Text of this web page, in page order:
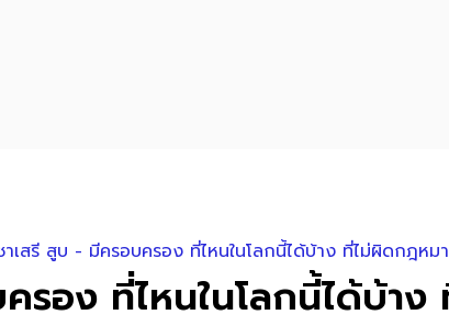
เสรี สูบ - มีครอบครอง ที่ไหนในโลกนี้ได้บ้าง ที่ไม่ผิดกฎหม
รอง ที่ไหนในโลกนี้ได้บ้า